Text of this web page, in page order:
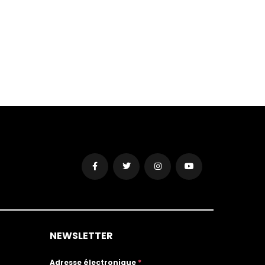
NEWSLETTER
Adresse électronique *